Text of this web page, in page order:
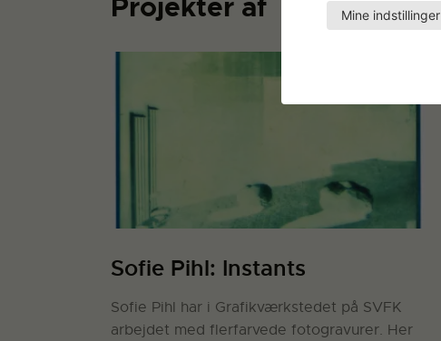
Projekter af
Sofie Pihl: Instants
Sofie Pihl har i Grafikværkstedet på SVFK
arbejdet med flerfarvede fotogravurer. Her
Mine indstillinger